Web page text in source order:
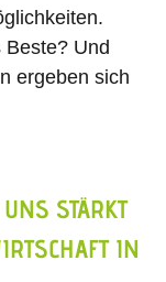
Und
ergeben sich
STÄRKT
IN